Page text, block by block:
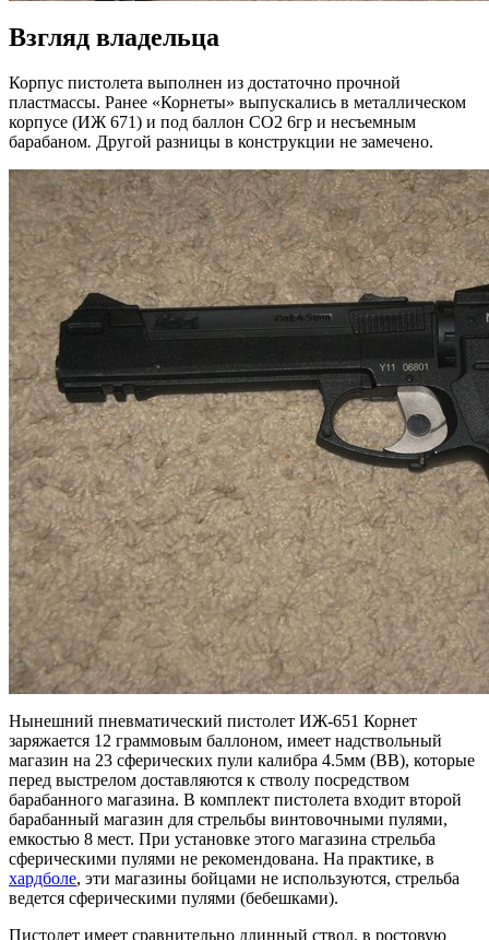
Взгляд владельца
Корпус пистолета выполнен из достаточно прочной
пластмассы. Ранее «Корнеты» выпускались в металлическом
корпусе (ИЖ 671) и под баллон СО2 6гр и несъемным
барабаном. Другой разницы в конструкции не замечено.
Нынешний пневматический пистолет ИЖ-651 Корнет
заряжается 12 граммовым баллоном, имеет надствольный
магазин на 23 сферических пули калибра 4.5мм (ВВ), которые
перед выстрелом доставляются к стволу посредством
барабанного магазина. В комплект пистолета входит второй
барабанный магазин для стрельбы винтовочными пулями,
емкостью 8 мест. При установке этого магазина стрельба
сферическими пулями не рекомендована. На практике, в
хардболе, эти магазины бойцами не используются, стрельба
ведется сферическими пулями (бебешками).
Пистолет имеет сравнительно длинный ствол, в ростовую